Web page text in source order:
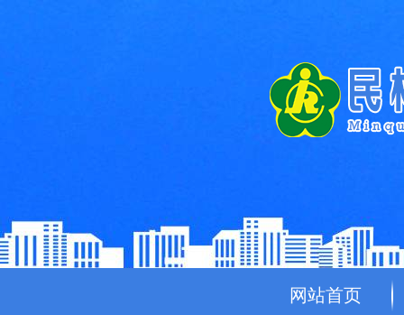
网站首页